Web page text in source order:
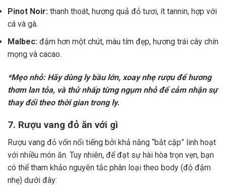
Pinot Noir: thanh thoát, hương quả đỏ tươi, ít tannin, hợp với
cá và gà.
Malbec: đậm hơn một chút, màu tím đẹp, hương trái cây chín
mọng và cacao.
*Mẹo nhỏ: Hãy dùng ly bầu lớn, xoay nhẹ rượu để hương
thơm lan tỏa, và thử nhấp từng ngụm nhỏ để cảm nhận sự
thay đổi theo thời gian trong ly.
7. Rượu vang đỏ ăn với gì
Rượu vang đỏ vốn nổi tiếng bởi khả năng “bắt cặp” linh hoạt
với nhiều món ăn. Tuy nhiên, để đạt sự hài hòa trọn vẹn, bạn
có thể tham khảo nguyên tắc phân loại theo body (độ đậm
nhẹ) dưới đây: